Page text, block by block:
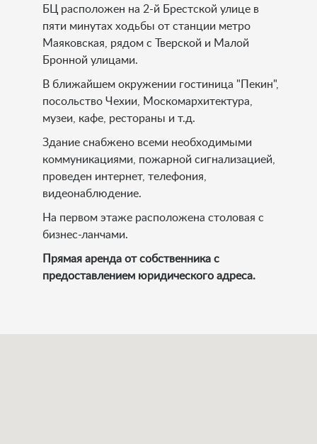
БЦ расположен на 2-й Брестской улице в
пяти минутах ходьбы от станции метро
Маяковская, рядом с Тверской и Малой
Бронной улицами.
В ближайшем окружении гостиница "Пекин",
посольство Чехии, Москомархитектура,
музеи, кафе, рестораны и т.д.
Здание снабжено всеми необходимыми
коммуникациями, пожарной сигнализацией,
проведен интернет, телефония,
видеонаблюдение.
На первом этаже расположена столовая с
бизнес-ланчами.
Прямая аренда от собственника с
предоставлением юридического адреса.